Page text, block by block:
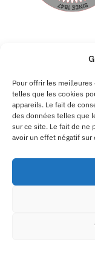
Pour offrir les
telles que les cookies
appareils. Le fait de
des données telles que
sur ce site. Le fait de ne
avoir un effet négatif
F-39300
Mobile :
Email :